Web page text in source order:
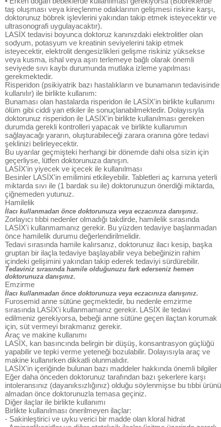
taş oluşması veya kireçlenme odaklarının gelişmesi riskine karşı,
doktorunuz böbrek işlevlerini yakından takip etmek isteyecektir ve
ultrasonografi uygulayacaktır).
LASİX tedavisi boyunca doktoruz kanınızdaki elektrolitler olan
sodyum, potasyum ve kreatinin seviyelerini takip etmek
isteyecektir, elektrolit dengesizlikleri gelişme riskiniz yüksekse
veya kusma, ishal veya aşırı terlemeye bağlı olarak önemli
seviyede sıvı kaybı durumunda mutlaka izleme yapılması
gerekmektedir.
Risperidon (psikiyatrik bazı hastalıkların ve bunamanın tedavisinde
kullanılır) ile birlikte kullanım:
Bunaması olan hastalarda risperidon ile LASİX'in birlikte kullanımı
ölüm gibi ciddi yan etkiler ile sonuçlanabilmektedir. Dolayısıyla
doktorunuz risperidon ile LASİX'in birlikte kullanılması gereken
durumda gerekli kontrolleri yapacak ve birlikte kullanımın
sağlayacağı yararın, oluşturabileceği zarara oranına göre tedavi
şeklinizi belirleyecektir.
Bu uyarılar geçmişteki herhangi bir dönemde dahi olsa sizin için
geçerliyse, lütfen doktorunuza danışın.
LASİX'in yiyecek ve içecek ile kullanılması
Besinler LASİX'in emilimini etkileyebilir. Tabletleri aç karnına yeterli
miktarda sıvı ile (1 bardak su ile) doktorunuzun önerdiği miktarda,
çiğnemeden yutunuz.
Hamilelik
İlacı kullanmadan önce doktorunuza veya eczacınıza danışınız.
Zorlayıcı tıbbi nedenler olmadığı takdirde, hamilelik sırasında
LASİX'i kullanmamanız gerekir. Bu yüzden tedaviye başlanmadan
önce hamilelik durumu değerlendirilmelidir.
Tedavi sırasında hamile kalırsanız, doktorunuz ilacı kesip, başka
gruptan bir ilaçla tedaviye başlayabilir veya bebeğinizin rahim
içindeki gelişimini yakından takip ederek tedaviyi sürdürebilir.
Tedaviniz sırasında hamile olduğunuzu fark ederseniz hemen
doktorunuza danışınız.
Emzirme
İlacı kullanmadan önce doktorunuza veya eczacınıza danışınız.
Furosemid anne sütüne geçmektedir, bu nedenle emzirme
sırasında LASİX'i kullanmamanız gerekir. LASİX ile tedavi
edilmeniz gerekiyorsa, bebeği anne sütüne geçen ilaçtan korumak
için, süt vermeyi bırakmanız gerekir.
Araç ve makine kullanımı
LASİX, kan basıncında belirgin bir düşüş, konsantrasyon güçlüğü
yapabilir ve tepki verme yeteneği bozulabilir. Dolayısıyla araç ve
makine kullanırken dikkatli olunmalıdır.
LASİX'in içeriğinde bulunan bazı maddeler hakkında önemli bilgiler
Eğer daha önceden doktorunuz tarafından bazı şekerlere karşı
intoleransınız (dayanıksızlığınız) olduğu söylenmişse bu tıbbi ürünü
almadan önce doktorunuzla temasa geçiniz.
Diğer ilaçlar ile birlikte kullanımı
Birlikte kullanılması önerilmeyen ilaçlar:
- Sakinleştirici ve uyku verici bir madde olan kloral hidrat